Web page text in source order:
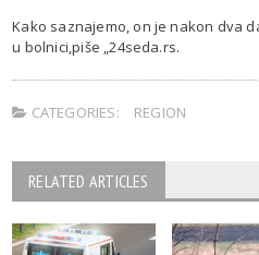
Kako saznajemo, on je nakon dva
u bolnici,piše „24seda.rs.
CATEGORIES: REGION
RELATED ARTICLES